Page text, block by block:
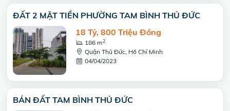
ĐẤT 2 MẶT TIỀN PHƯỜNG TAM BÌNH THỦ ĐỨC
18 Tỷ, 800 Triệu Đồng
186 m2
Quận Thủ Đức, Hồ Chí Minh
04/04/2023
BÁN ĐẤT TAM BÌNH THỦ ĐỨC